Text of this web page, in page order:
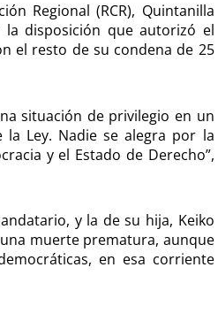
Regional (RCR), Quintanilla
la disposición que autorizó el
el resto de su condena de 25
situación de privilegio en un
Ley. Nadie se alegra por la
y el Estado de Derecho”,
y la de su hija, Keiko
muerte prematura, aunque
en esa corriente